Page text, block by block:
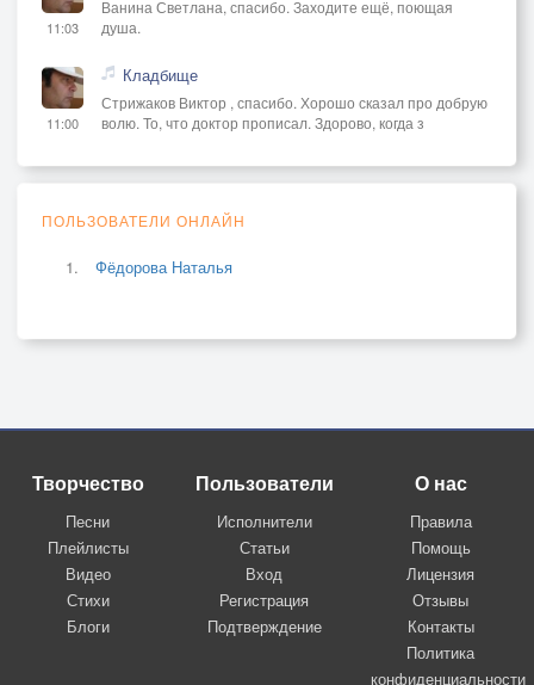
11:03
Ванина Светлана, спасибо. Заходите ещё, поющая
душа.
11:00
Кладбище
Стрижаков Виктор , спасибо. Хорошо сказал про добрую
волю. То, что доктор прописал. Здорово, когда з
ПОЛЬЗОВАТЕЛИ ОНЛАЙН
Фёдорова Наталья
Творчество
Песни
Плейлисты
Видео
Стихи
Блоги
Пользователи
Исполнители
Статьи
Вход
Регистрация
Подтверждение
О нас
Правила
Помощь
Лицензия
Отзывы
Контакты
Политика
конфиденциальности